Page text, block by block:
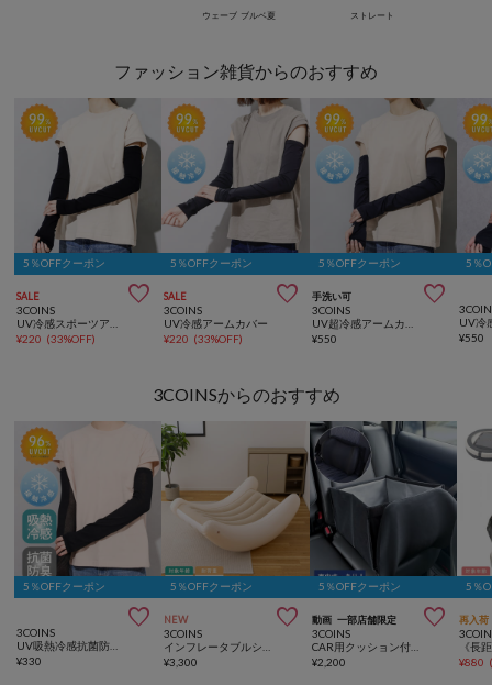
ウェーブ ブルベ夏 ストレート
ファッション雑貨からのおすすめ
5％OFFクーポン
SALE 
3COINS
¥220 (33%OFF)
5％OFFクーポン
SALE 
3COINS
UV冷感アームカバー
¥220 (33%OFF)
5％OFFクーポン
手洗い可 
3COINS
¥550
5％
¥550
3COINSからのおすすめ
5％OFFクーポン

3COINS
¥330
5％OFFクーポン
NEW 
3COINS
¥3,300
5％OFFクーポン
動画 一部店舗限定 
3COINS
CAR用クッション付き収納BOX
¥2,200
5％
再入荷
¥880